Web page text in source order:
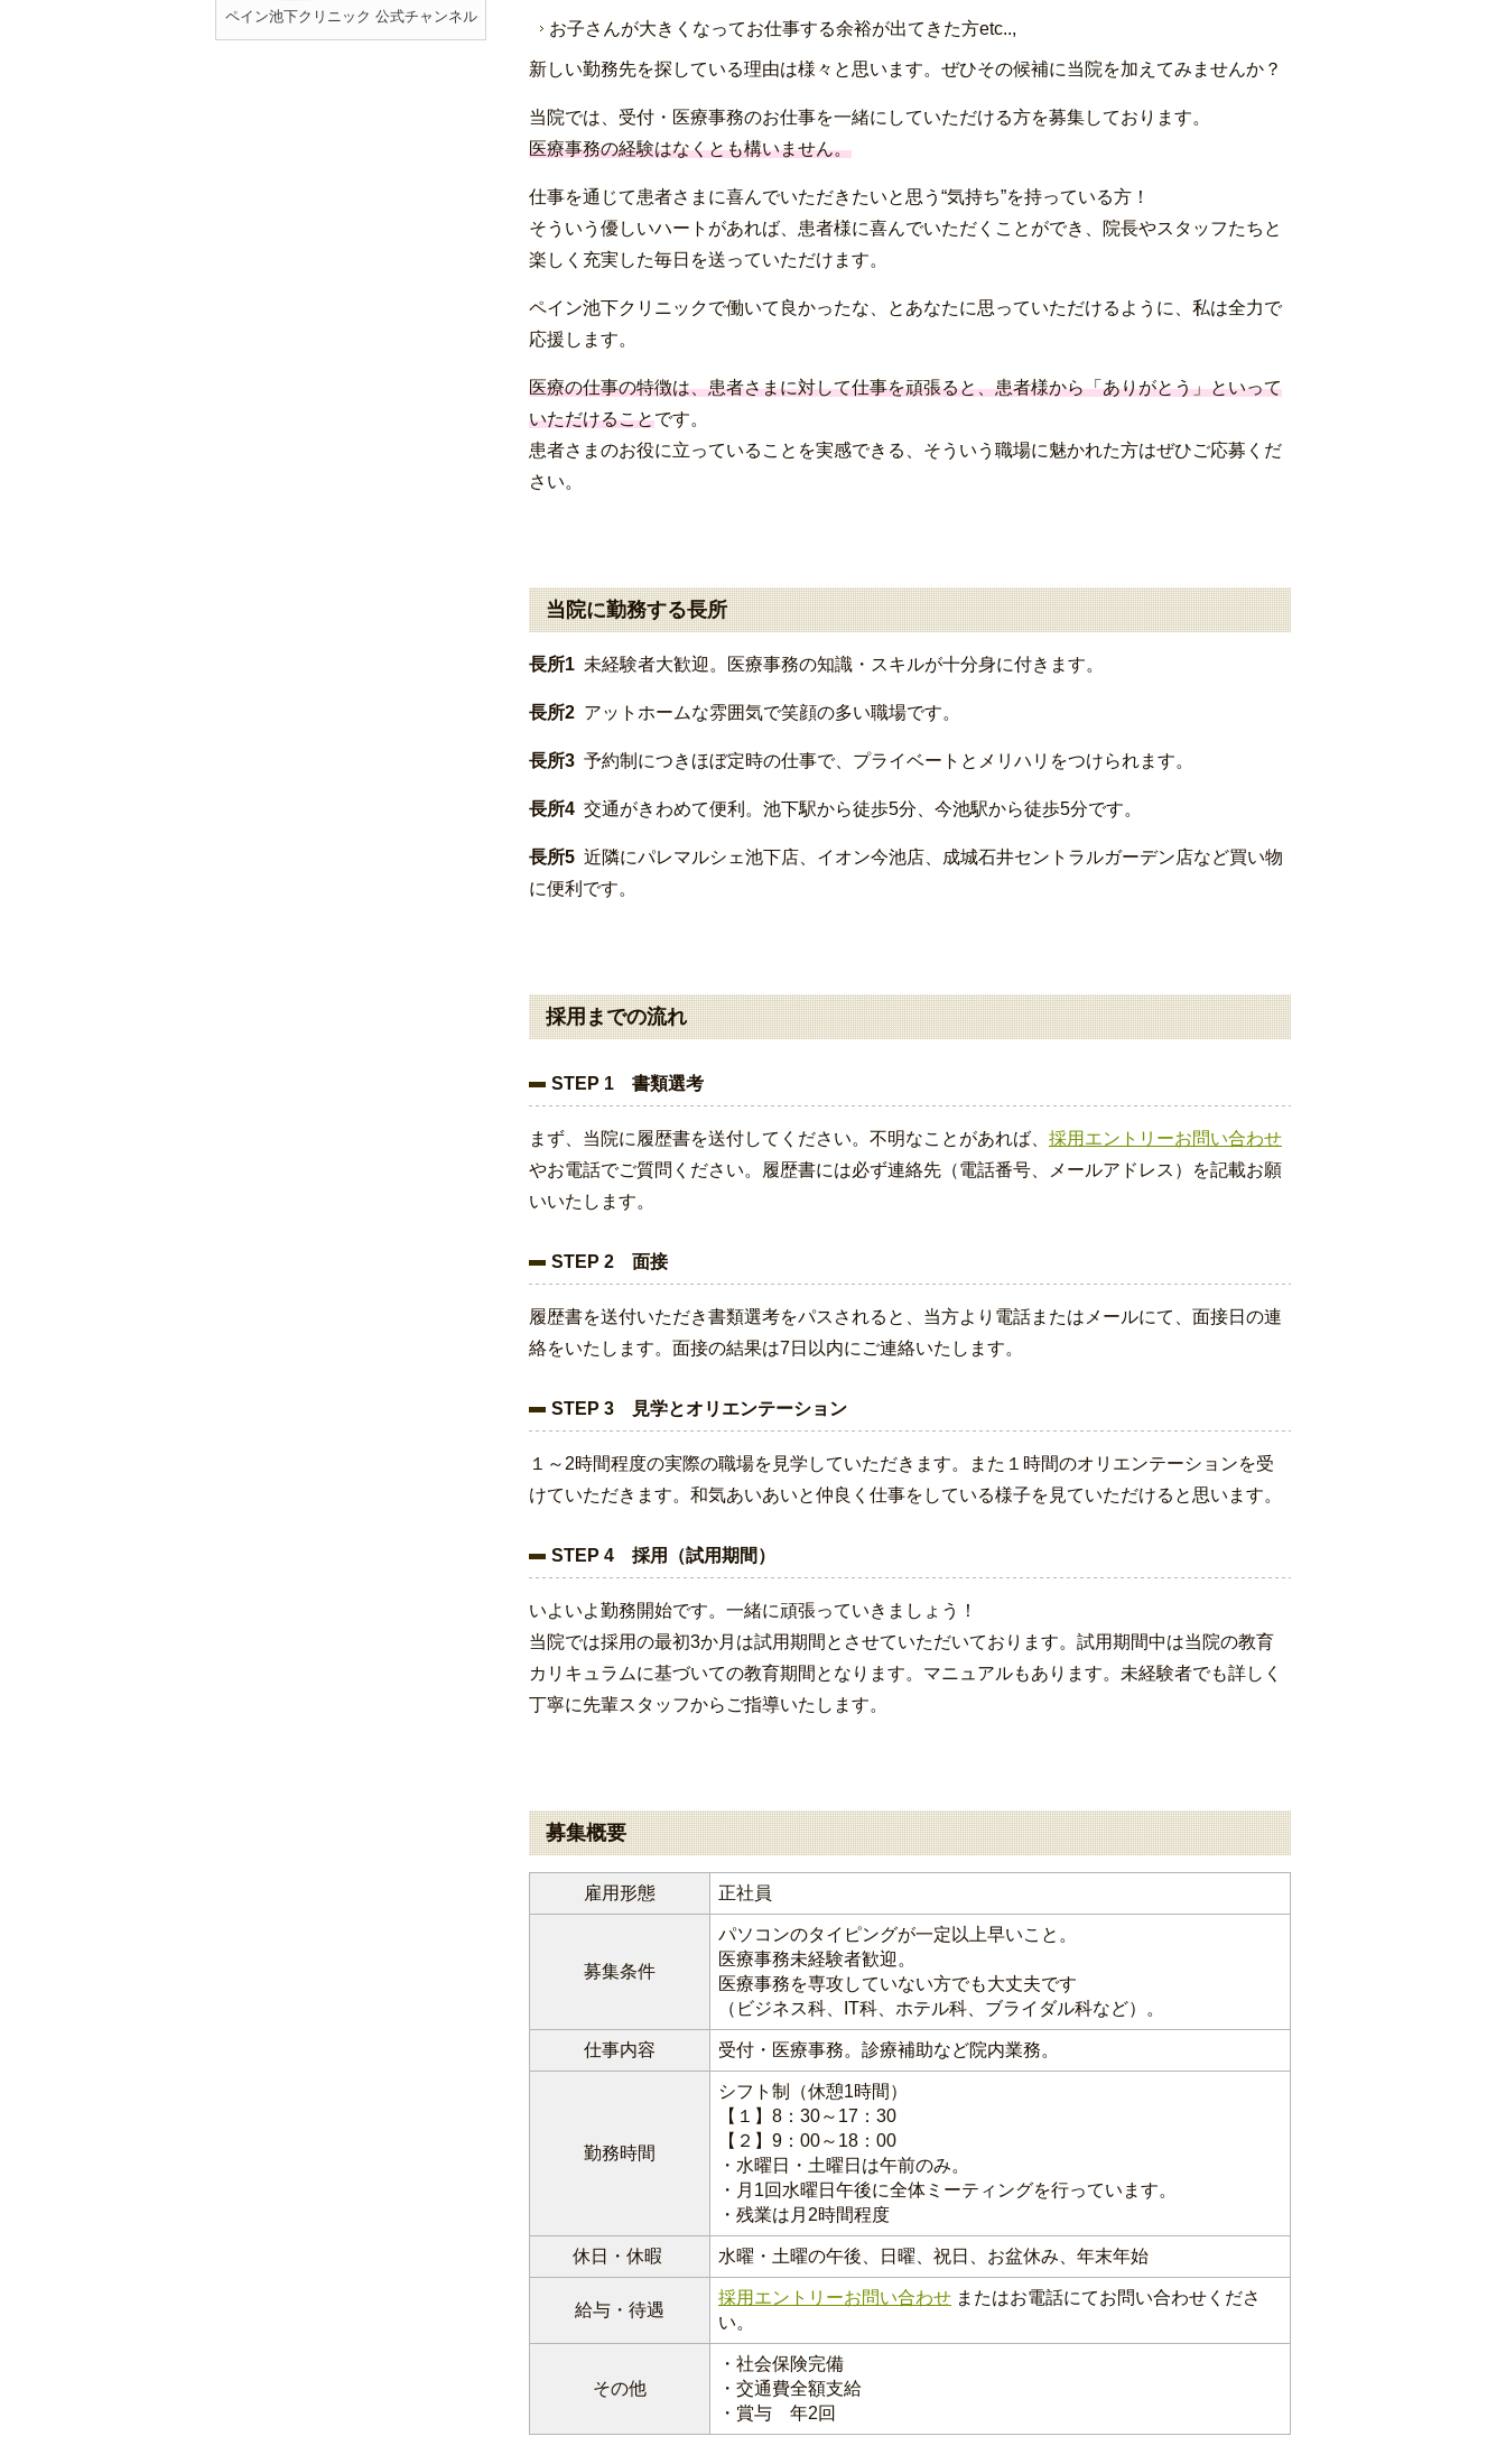
お子さんが大きくなってお仕事する余裕が出てきた方etc..,
新しい勤務先を探している理由は様々と思います。ぜひその候補に当院を加えてみませんか？
当院では、受付・医療事務のお仕事を一緒にしていただける方を募集しております。
医療事務の経験はなくとも構いません。
仕事を通じて患者さまに喜んでいただきたいと思う“気持ち”を持っている方！
そういう優しいハートがあれば、患者様に喜んでいただくことができ、院長やスタッフたちと
楽しく充実した毎日を送っていただけます。
ペイン池下クリニックで働いて良かったな、とあなたに思っていただけるように、私は全力で
応援します。
医療の仕事の特徴は、患者さまに対して仕事を頑張ると、患者様から「ありがとう」といって
いただけることです。
患者さまのお役に立っていることを実感できる、そういう職場に魅かれた方はぜひご応募くだ
さい。
当院に勤務する長所
長所1 未経験者大歓迎。医療事務の知識・スキルが十分身に付きます。
長所2 アットホームな雰囲気で笑顔の多い職場です。
長所3 予約制につきほぼ定時の仕事で、プライベートとメリハリをつけられます。
長所4 交通がきわめて便利。池下駅から徒歩5分、今池駅から徒歩5分です。
長所5 近隣にパレマルシェ池下店、イオン今池店、成城石井セントラルガーデン店など買い物
に便利です。
採用までの流れ
STEP 1 書類選考
まず、当院に履歴書を送付してください。不明なことがあれば、 採用エントリーお問い合わせ
やお電話でご質問ください。履歴書には必ず連絡先（電話番号、メールアドレス）を記載お願
いいたします。
STEP 2 面接
履歴書を送付いただき書類選考をパスされると、当方より電話またはメールにて、面接日の連
絡をいたします。面接の結果は7日以内にご連絡いたします。
STEP 3 見学とオリエンテーション
１～2時間程度の実際の職場を見学していただきます。また１時間のオリエンテーションを受
けていただきます。和気あいあいと仲良く仕事をしている様子を見ていただけると思います。
STEP 4 採用（試用期間）
いよいよ勤務開始です。一緒に頑張っていきましょう！
当院では採用の最初3か月は試用期間とさせていただいております。試用期間中は当院の教育
カリキュラムに基づいての教育期間となります。マニュアルもあります。未経験者でも詳しく
丁寧に先輩スタッフからご指導いたします。
募集概要
雇用形態 正社員
募集条件
パソコンのタイピングが一定以上早いこと。
医療事務未経験者歓迎。
医療事務を専攻していない方でも大丈夫です
（ビジネス科、IT科、ホテル科、ブライダル科など）。
仕事内容 受付・医療事務。診療補助など院内業務。
勤務時間
シフト制（休憩1時間）
【１】8：30～17：30
【２】9：00～18：00
・水曜日・土曜日は午前のみ。
・月1回水曜日午後に全体ミーティングを行っています。
・残業は月2時間程度
休日・休暇 水曜・土曜の午後、日曜、祝日、お盆休み、年末年始
給与・待遇
採用エントリーお問い合わせ またはお電話にてお問い合わせくださ
い。
その他
・社会保険完備
・交通費全額支給
・賞与 年2回
ペイン池下クリニック 公式チャンネル